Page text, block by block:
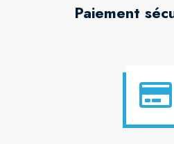
Paiement